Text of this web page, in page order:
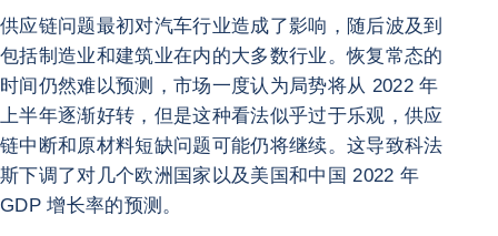
供应链问题最初对汽车行业造成了影响，随后波及到
包括制造业和建筑业在内的大多数行业。恢复常态的
时间仍然难以预测，市场一度认为局势将从 2022 年
上半年逐渐好转，但是这种看法似乎过于乐观，供应
链中断和原材料短缺问题可能仍将继续。这导致科法
斯下调了对几个欧洲国家以及美国和中国 2022 年
GDP 增长率的预测。